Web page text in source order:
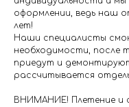
оформлении, ведь наш
лет!
Наши специалисты
необходимости, после
приедут и
рассчитывается
ВНИМАНИЕ! Плетение и